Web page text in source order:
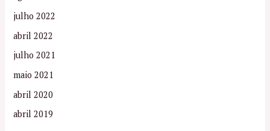
julho 2022
abril 2022
julho 2021
maio 2021
abril 2020
abril 2019